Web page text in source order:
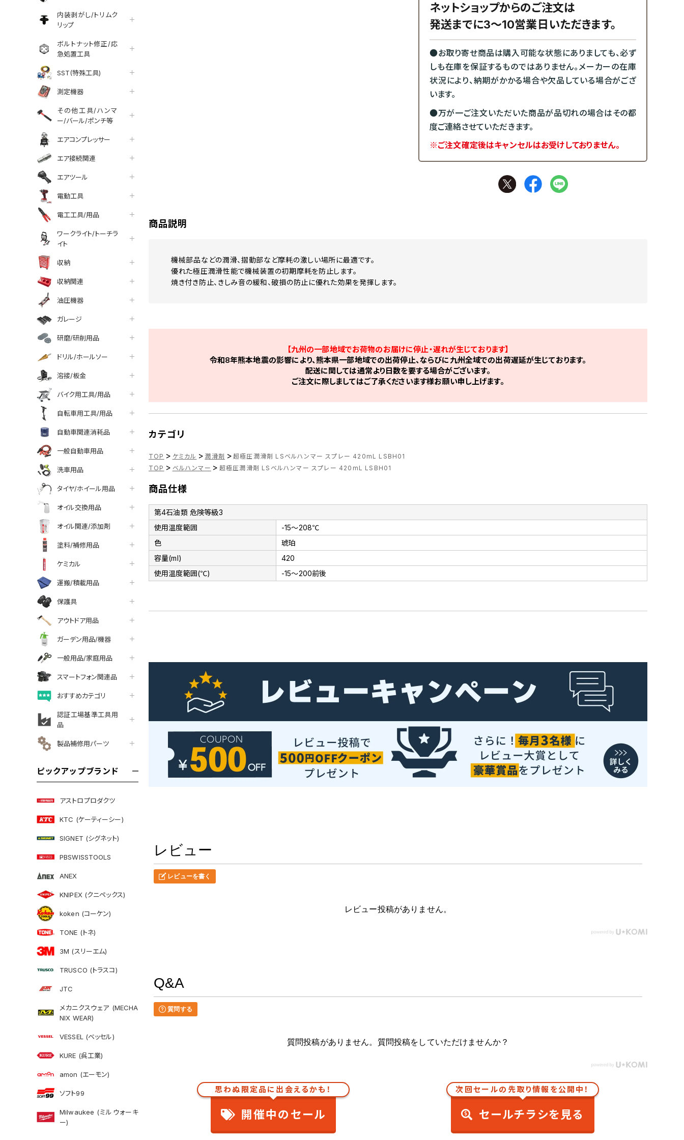
内装剥がし/トリムク
リップ
ボルトナット修正/応
急処置工具
SST(特殊工具)
測定機器
その他工具/ハンマ
ー/バール/ポンチ等
エアコンプレッサー
エア接続関連
エアツール
電動工具
電工工具/用品
ワークライト/トーチラ
イト
収納
収納関連
油圧機器
ガレージ
研磨/研削用品
ドリル/ホールソー
溶接/板金
バイク用工具/用品
自転車用工具/用品
自動車関連消耗品
一般自動車用品
洗車用品
タイヤ/ホイール用品
オイル交換用品
オイル関連/添加剤
塗料/補修用品
ケミカル
運搬/積載用品
保護具
アウトドア用品
ガーデン用品/機器
一般用品/家庭用品
スマートフォン関連品
おすすめカテゴリ
認証工場基準工具用
品
製品補修用パーツ
ピックアップブランド
アストロプロダクツ
KTC (ケーティーシー)
SIGNET (シグネット)
PBSWISSTOOLS
ANEX
KNIPEX (クニペックス)
koken (コーケン)
TONE (トネ)
3M (スリーエム)
TRUSCO (トラスコ)
JTC
メカニクスウェア (MECHA
NIX WEAR)
VESSEL (ベッセル)
KURE (呉工業)
amon (エーモン)
ソフト99
Milwaukee (ミルウォーキ
ー)
ネットショップからのご注文は
発送までに3～10営業日いただきます。
●お取り寄せ商品は購入可能な状態にありましても、必ず
しも在庫を保証するものではありません。メーカーの在庫
状況により、納期がかかる場合や欠品している場合がござ
います。
●万が一ご注文いただいた商品が品切れの場合はその都
度ご連絡させていただきます。
※ご注文確定後はキャンセルはお受けしておりません。
facebook
line
商品説明
機械部品などの潤滑、摺動部など摩耗の激しい場所に最適です。
優れた極圧潤滑性能で機械装置の初期摩耗を防止します。
焼き付き防止、きしみ音の緩和、破損の防止に優れた効果を発揮します。
【九州の一部地域でお荷物のお届けに停止・遅れが生じております】
令和8年熊本地震の影響により、熊本県一部地域での出荷停止、ならびに九州全域での出荷遅延が生じております。
配送に関しては通常より日数を要する場合がございます。
ご注文に際しましてはご了承くださいます様お願い申し上げます。
カテゴリ
TOP > ケミカル > 潤滑剤 > 超極圧潤滑剤 LSベルハンマー スプレー 420mL LSBH01
TOP > ベルハンマー > 超極圧潤滑剤 LSベルハンマー スプレー 420mL LSBH01
商品仕様
第4石油類 危険等級3
使用温度範囲
-15～208℃
色
琥珀
容量(ml)
420
使用温度範囲(℃)
-15～200前後
レビュー
レビューを書く
レビュー投稿がありません。
Q&A
質問する
質問投稿がありません。質問投稿をしていただけませんか？
思わぬ限定品に出会えるかも！
開催中のセール
次回セールの先取り情報を公開中！
セールチラシを見る